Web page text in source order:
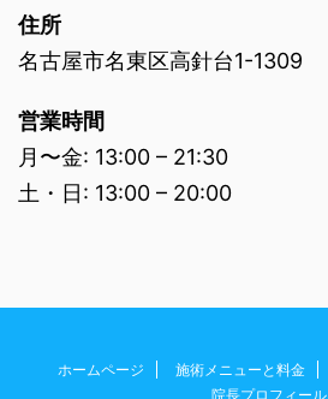
住所
名古屋市名東区高針台1-1309
営業時間
月〜金: 13:00 – 21:30
土・日: 13:00 – 20:00
ホームページ 施術メニューと料金
院長プロフィール